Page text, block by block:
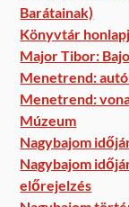
Barátainak)
Könyvtár
Major Tibor:
Menetrend:
Menetrend:
Múzeum
Nagybajom
Nagybajom
előrejelzés